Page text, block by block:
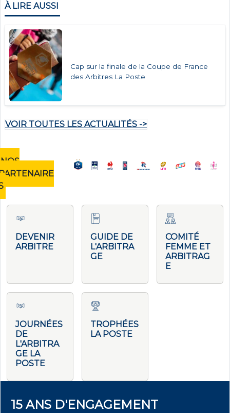
À LIRE AUSSI
Cap sur la finale de la Coupe de France
des Arbitres La Poste
VOIR TOUTES LES ACTUALITÉS ->
NOS
DEVENIR
ARBITRE
GUIDE DE
L'ARBITRA
GE
COMITÉ
FEMME ET
ARBITRAG
E
JOURNÉES
DE
L'ARBITRA
GE LA
POSTE
TROPHÉES
LA POSTE
15 ANS D'ENGAGEMENT